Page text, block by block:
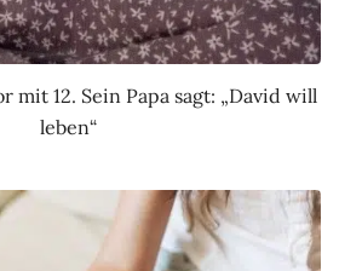
mit 12. Sein Papa sagt: „David will
leben“